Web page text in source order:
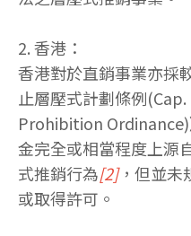
2. 香港：
香港對於直銷事業亦採
止層壓式計劃條例
Prohibition
金完全或相當程度上源
式推銷行為[2]，但並未
或取得許可。